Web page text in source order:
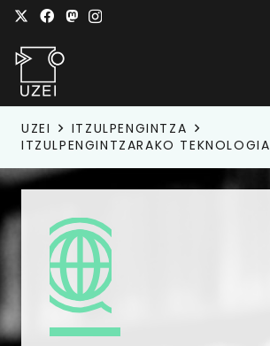
UZEI
ITZULPENGINTZA
ITZULPENGINTZARAKO TEKNOLOGIA